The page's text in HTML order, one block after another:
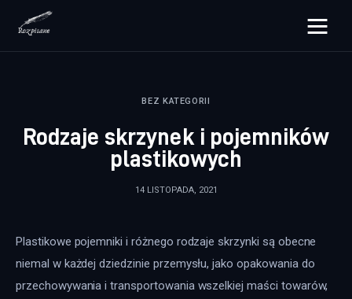
rozpisane.pl
Zdrowie
Więcej
BEZ KATEGORII
Rodzaje skrzynek i pojemników
plastikowych
14 LISTOPADA, 2021
Plastikowe pojemniki i różnego rodzaje skrzynki są obecne
niemal w każdej dziedzinie przemysłu, jako opakowania do
przechowywania i transportowania wszelkiej maści towarów,